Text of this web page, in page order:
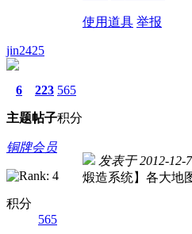
使用道具 举报
jin2425
6
主题
223
帖子
565
积分
铜牌会员
积分
565
发表于 2012-12-
煅造系统】各大地